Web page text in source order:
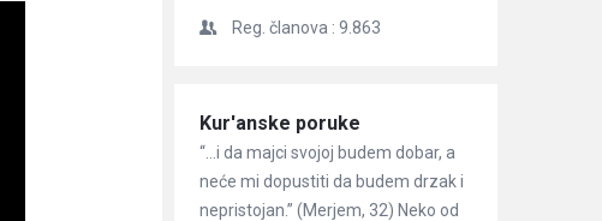
Reg. članova : 9.863
Članci
Kur'anske poruke
“…i da majci svojoj budem dobar, a
neće mi dopustiti da budem drzak i
nepristojan.” (Merjem, 32) Neko od